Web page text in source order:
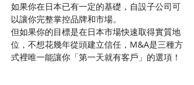
如果你在日本已有一定的基礎，自設子公司可
以讓你完整掌控品牌和市場。
但如果你的目標是在日本市場快速取得實質地
位，不想花幾年從頭建立信任，M&A是三種方
式裡唯一能讓你「第一天就有客戶」的選項！